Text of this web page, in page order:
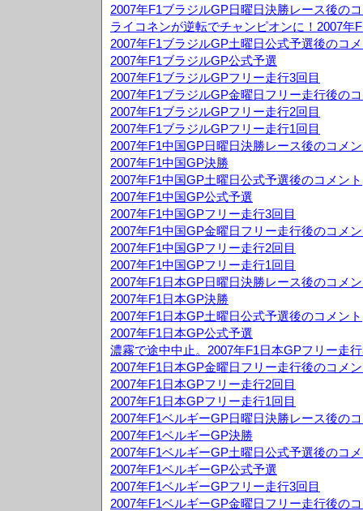
2007年F1ブラジルGP日曜日決勝レース後の
ライコネンが逆転でチャンピオンに！2007年
2007年F1ブラジルGP土曜日公式予選後のコ
2007年F1ブラジルGP公式予選
2007年F1ブラジルGPフリー走行3回目
2007年F1ブラジルGP金曜日フリー走行後の
2007年F1ブラジルGPフリー走行2回目
2007年F1ブラジルGPフリー走行1回目
2007年F1中国GP日曜日決勝レース後のコメ
2007年F1中国GP決勝
2007年F1中国GP土曜日公式予選後のコメント
2007年F1中国GP公式予選
2007年F1中国GPフリー走行3回目
2007年F1中国GP金曜日フリー走行後のコメ
2007年F1中国GPフリー走行2回目
2007年F1中国GPフリー走行1回目
2007年F1日本GP日曜日決勝レース後のコメ
2007年F1日本GP決勝
2007年F1日本GP土曜日公式予選後のコメント
2007年F1日本GP公式予選
濃霧で途中中止。2007年F1日本GPフリー走
2007年F1日本GP金曜日フリー走行後のコメ
2007年F1日本GPフリー走行2回目
2007年F1日本GPフリー走行1回目
2007年F1ベルギーGP日曜日決勝レース後の
2007年F1ベルギーGP決勝
2007年F1ベルギーGP土曜日公式予選後のコ
2007年F1ベルギーGP公式予選
2007年F1ベルギーGPフリー走行3回目
2007年F1ベルギーGP金曜日フリー走行後の